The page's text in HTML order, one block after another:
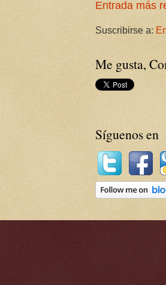
Entrada más
Suscribirse a:
Me gusta,
Síguenos en